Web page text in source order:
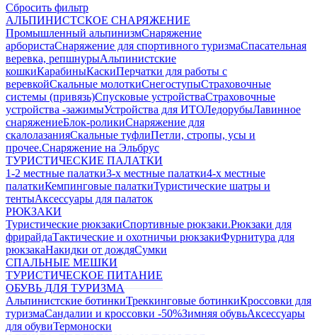
Сбросить фильтр
АЛЬПИНИСТСКОЕ СНАРЯЖЕНИЕ
Промышленный альпинизмСнаряжение
арбористаСнаряжение для спортивного туризмаСпасательная
веревка, репшнурыАльпинистские
кошкиКарабиныКаскиПерчатки для работы с
веревкойСкальные молоткиСнегоступыСтраховочные
системы (привязь)Спусковые устройстваСтраховочные
устройства -зажимыУстройства для ИТОЛедорубыЛавинное
снаряжениеБлок-роликиСнаряжение для
скалолазанияСкальные туфлиПетли, стропы, усы и
прочее.Снаряжение на Эльбрус
ТУРИСТИЧЕСКИЕ ПАЛАТКИ
1-2 местные палатки3-х местные палатки4-х местные
палаткиКемпинговые палаткиТуристические шатры и
тентыАксессуары для палаток
РЮКЗАКИ
Туристические рюкзакиСпортивные рюкзаки.Рюкзаки для
фрирайдаТактические и охотничьи рюкзакиФурнитура для
рюкзакаНакидки от дождяСумки
СПАЛЬНЫЕ МЕШКИ
ТУРИСТИЧЕСКОЕ ПИТАНИЕ
ОБУВЬ ДЛЯ ТУРИЗМА
Альпинистские ботинкиТреккинговые ботинкиКроссовки для
туризмаСандалии и кроссовки -50%Зимняя обувьАксессуары
для обувиТермоноски